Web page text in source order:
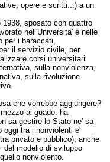
opere e scritti...) a un
sposato con quattro
nell'Universita' e nelle
per i baraccati,
il servizio civile, per
corsi universitari
sulla nonviolenza,
sulla rivoluzione
che vorrebbe aggiungere?
al guado: ha
sa gestire lo Stato ne' sa
oggi tra i nonviolenti e'
privato e pubblico); anche
del modello di sviluppo
nonviolento.